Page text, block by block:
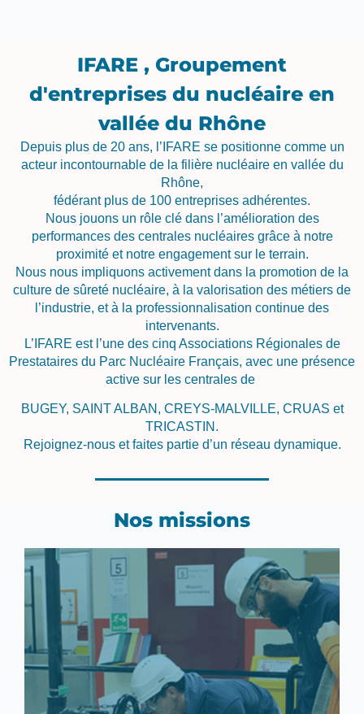
IFARE , Groupement
d'entreprises du nucléaire en
vallée du Rhône
Depuis plus de 20 ans, l’IFARE se positionne comme un
acteur incontournable de la filière nucléaire en vallée du
Rhône,
fédérant plus de 100 entreprises adhérentes.
Nous jouons un rôle clé dans l’amélioration des
performances des centrales nucléaires grâce à notre
proximité et notre engagement sur le terrain.
Nous nous impliquons activement dans la promotion de la
culture de sûreté nucléaire, à la valorisation des métiers de
l’industrie, et à la professionnalisation continue des
intervenants.
L’IFARE est l’une des cinq Associations Régionales de
Prestataires du Parc Nucléaire Français, avec une présence
active sur les centrales de
BUGEY, SAINT ALBAN, CREYS-MALVILLE, CRUAS et
TRICASTIN.
Rejoignez-nous et faites partie d’un réseau dynamique.
Nos missions